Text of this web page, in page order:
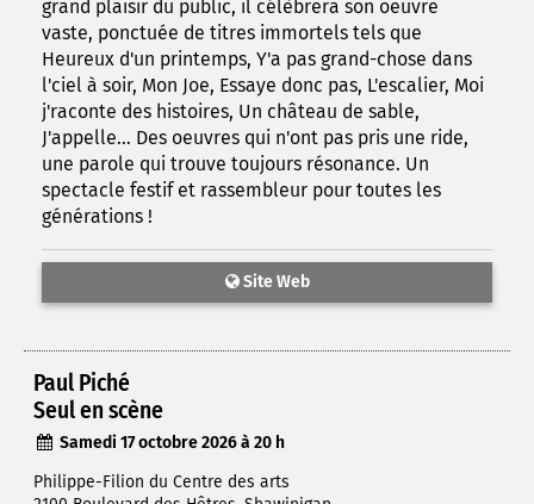
grand plaisir du public, il célèbrera son oeuvre
vaste, ponctuée de titres immortels tels que
Heureux d'un printemps, Y'a pas grand-chose dans
l'ciel à soir, Mon Joe, Essaye donc pas, L'escalier, Moi
j'raconte des histoires, Un château de sable,
J'appelle... Des oeuvres qui n'ont pas pris une ride,
une parole qui trouve toujours résonance. Un
spectacle festif et rassembleur pour toutes les
générations !
Site Web
Paul Piché
Seul en scène
Samedi 17 octobre 2026 à 20 h
Philippe-Filion du Centre des arts